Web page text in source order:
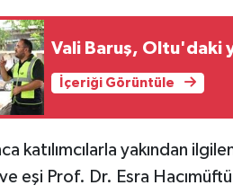
Vali Baruş, Oltu'daki
İçeriği Görüntüle
katılımcılarla yakından
eşi Prof. Dr. Esra